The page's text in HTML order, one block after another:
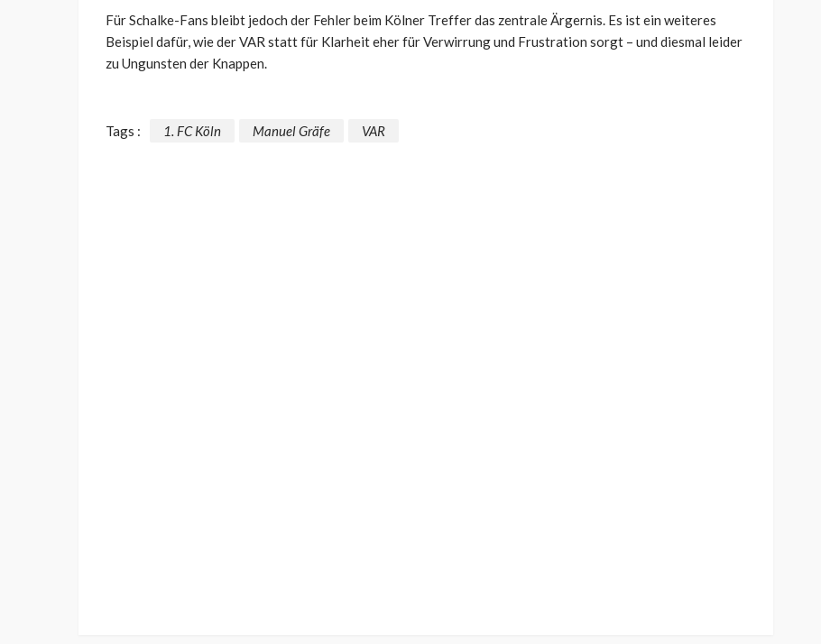
Für Schalke-Fans bleibt jedoch der Fehler beim Kölner Treffer das zentrale Ärgernis. Es ist ein weiteres
Beispiel dafür, wie der VAR statt für Klarheit eher für Verwirrung und Frustration sorgt – und diesmal leider
zu Ungunsten der Knappen.
Tags : 1. FC Köln Manuel Gräfe VAR